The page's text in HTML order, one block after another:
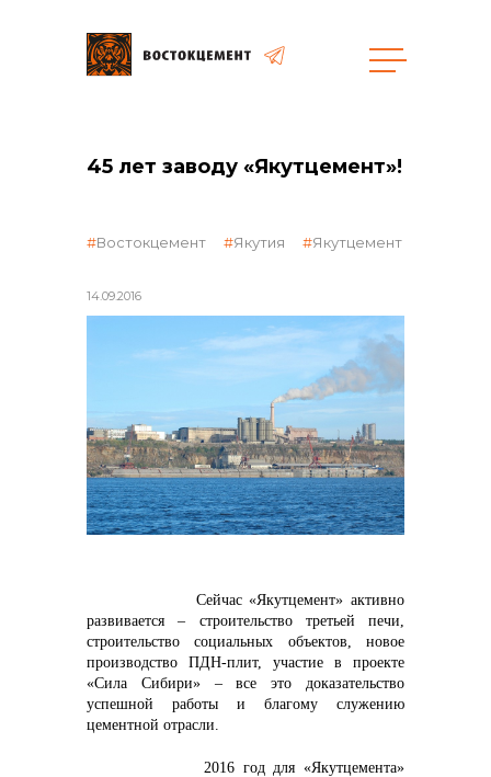
общая информация
объявленные закупки
реализация неликвидов
45 лет заводу «Якутцемент»!
14.09.2016
Востокцемент Якутия Якутцемент
Сейчас «Якутцемент» активно
развивается – строительство третьей печи,
строительство социальных объектов, новое
производство ПДН-плит, участие в проекте
«Сила Сибири» – все это доказательство
успешной работы и благому служению
цементной отрасли.
2016 год для «Якутцемента»